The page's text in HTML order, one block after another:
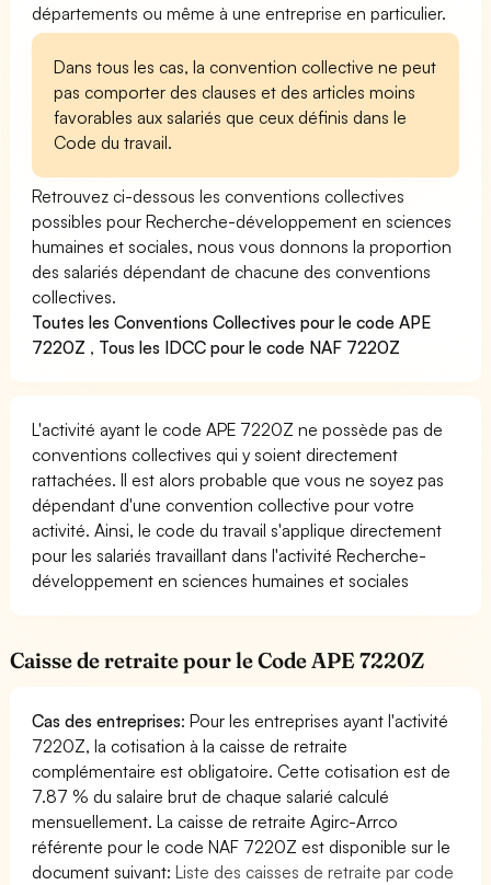
départements ou même à une entreprise en particulier.
Dans tous les cas, la convention collective ne peut
pas comporter des clauses et des articles moins
favorables aux salariés que ceux définis dans le
Code du travail.
Retrouvez ci-dessous les conventions collectives
possibles pour Recherche-développement en sciences
humaines et sociales, nous vous donnons la proportion
des salariés dépendant de chacune des conventions
collectives.
Toutes les Conventions Collectives pour le code APE
7220Z , Tous les IDCC pour le code NAF 7220Z
L'activité ayant le code APE 7220Z ne possède pas de
conventions collectives qui y soient directement
rattachées. Il est alors probable que vous ne soyez pas
dépendant d'une convention collective pour votre
activité. Ainsi, le code du travail s'applique directement
pour les salariés travaillant dans l'activité Recherche-
développement en sciences humaines et sociales
Caisse de retraite pour le Code APE 7220Z
Cas des entreprises: Pour les entreprises ayant l'activité
7220Z, la cotisation à la caisse de retraite
complémentaire est obligatoire. Cette cotisation est de
7.87 % du salaire brut de chaque salarié calculé
mensuellement. La caisse de retraite Agirc-Arrco
référente pour le code NAF 7220Z est disponible sur le
document suivant:Liste des caisses de retraite par code